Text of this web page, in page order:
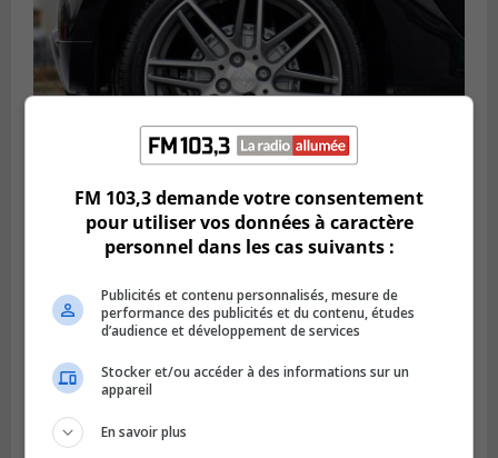
LONGUEUIL
Publié le 6 août 2026 à 11h58
Des jeunes ciblent la Montérégie pour
FM 103,3 demande votre consentement
pour utiliser vos données à caractère
personnel dans les cas suivants :
Publicités et contenu personnalisés, mesure de
performance des publicités et du contenu, études
d’audience et développement de services
Stocker et/ou accéder à des informations sur un
appareil
En savoir plus